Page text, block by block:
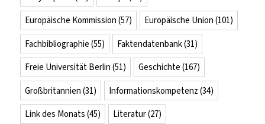
Europäische Kommission (57) Europäische Union (101)
Fachbibliographie (55) Faktendatenbank(31)
Freie Universität Berlin (51) Geschichte (167)
Großbritannien (31) Informationskompetenz (34)
Link des Monats (45) Literatur(27)